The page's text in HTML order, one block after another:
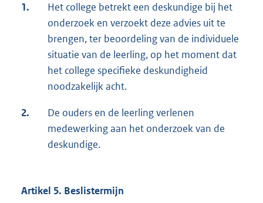
1.
Het college betrekt een deskundige bij het
onderzoek en verzoekt deze advies uit te
brengen, ter beoordeling van de individuele
situatie van de leerling, op het moment dat
het college specifieke deskundigheid
noodzakelijk acht.
2.
De ouders en de leerling verlenen
medewerking aan het onderzoek van de
deskundige.
Artikel 5. Beslistermijn